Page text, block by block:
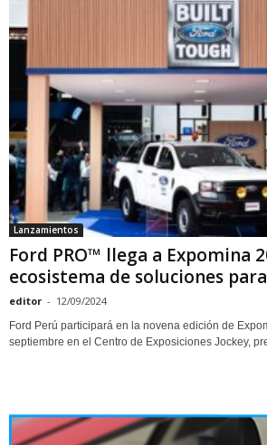
Lanzamientos
Ford PRO™ llega a Expomina
ecosistema de soluciones
editor - 12/09/2024
Ford Perú participará en la novena edición de
septiembre en el Centro de Exposiciones Jockey,